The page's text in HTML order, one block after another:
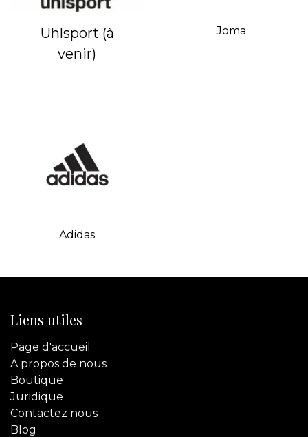
Uhlsport (à
venir)
Joma
Adidas
Liens utiles
Page d'accueil
A propos de nous
Boutique
Juridique
Contactez nous
Blog